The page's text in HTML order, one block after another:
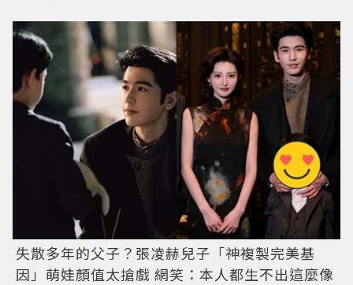
失散多年的父子？張凌赫兒子「神複製完美基
因」萌娃顏值太搶戲 網笑：本人都生不出這麼像